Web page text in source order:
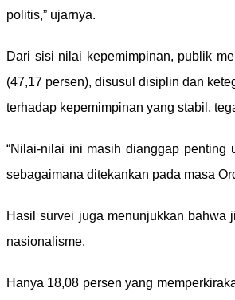
politis,” ujarnya.
Dari sisi nilai kepemimpinan, publik
(47,17 persen), disusul disiplin dan
terhadap kepemimpinan yang stabil,
“Nilai-nilai ini masih dianggap penting
sebagaimana ditekankan pada masa
Hasil survei juga menunjukkan bahwa
nasionalisme.
Hanya 18,08 persen yang